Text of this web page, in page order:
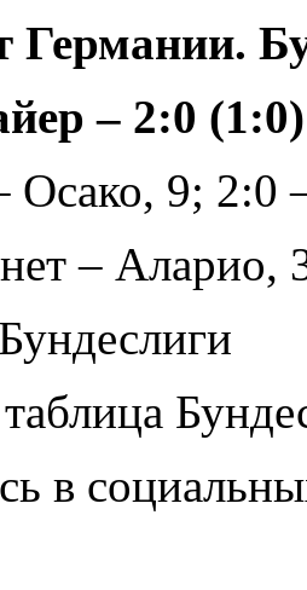
Германии.
– 2:0 (1:0)
Осако, 9; 2:0
– Аларио,
в